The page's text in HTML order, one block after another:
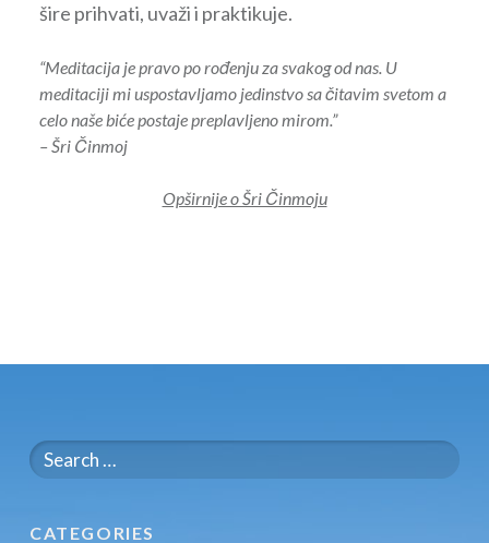
šire prihvati, uvaži i praktikuje.
“Meditacija je pravo po rođenju za svakog od nas. U
meditaciji mi uspostavljamo jedinstvo sa čitavim svetom a
celo naše biće postaje preplavljeno mirom.”
– Šri Činmoj
Opširnije o Šri Činmoju
Search
for:
CATEGORIES